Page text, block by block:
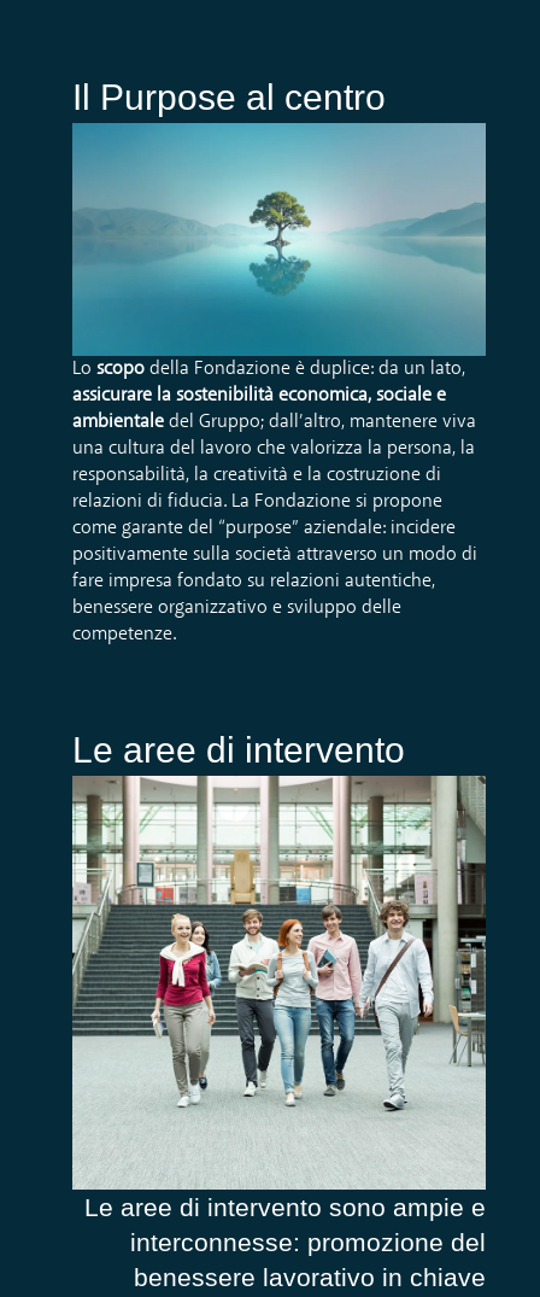
Il Purpose al centro
Lo scopo della Fondazione è duplice: da un lato,
assicurare la sostenibilità economica, sociale e
ambientale del Gruppo; dall’altro, mantenere viva
una cultura del lavoro che valorizza la persona, la
responsabilità, la creatività e la costruzione di
relazioni di fiducia. La Fondazione si propone
come garante del “purpose” aziendale: incidere
positivamente sulla società attraverso un modo di
fare impresa fondato su relazioni autentiche,
benessere organizzativo e sviluppo delle
competenze.
Le aree di intervento
Le aree di intervento sono ampie e
interconnesse: promozione del
benessere lavorativo in chiave